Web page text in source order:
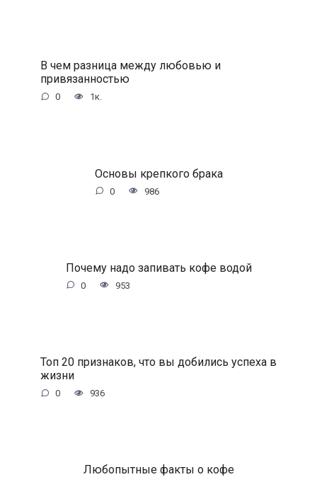
В чем разница между любовью и
привязанностью
0 1к.
Основы крепкого брака
0 986
Почему надо запивать кофе водой
0 953
Топ 20 признаков, что вы добились успеха в
жизни
0 936
Любопытные факты о кофе